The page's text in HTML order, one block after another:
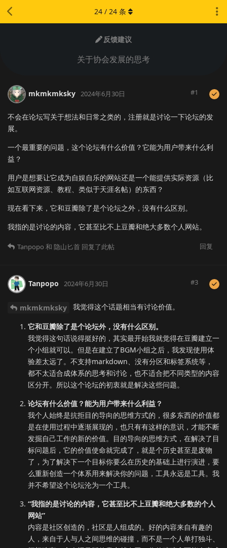
反馈建议
关于协会发展的思考
24 / 24 条
mkmkmksky 2024年6月30日 #1
不会在论坛写关于想法和日常之类的，注册就是讨论一下论坛的发
展。
一个最重要的问题，这个论坛有什么价值？它能为用户带来什么利
益？
用户是想要让它成为自娱自乐的网站还是一个能提供实际资源（比
如互联网资源、教程、类似于天涯名帖）的东西？
现在看下来，它和豆瓣除了是个论坛之外，没有什么区别。
我指的是讨论的内容，它甚至比不上豆瓣和绝大多数个人网站。
回复
Tanpopo 和 隐山匕首 回复了此帖
Tanpopo 2024年6月30日 #3
mkmkmksky 我觉得这个话题相当有讨论价值。
它和豆瓣除了是个论坛外，没有什么区别。
我觉得这句话说得挺好的，其实最开始我就觉得在豆瓣建立一
个小组就可以。但是在建立了BGM小组之后，我发现使用体
验差太远了。不支持markdown、没有分区和标签系统等，
都不太适合成体系的思考和讨论，也不适合把不同类型的内容
区分开。所以这个论坛的初衷就是解决这些问题。
论坛有什么价值？能为用户带来什么利益？
我个人始终是抗拒目的导向的思维方式的，很多东西的价值都
是在使用过程中逐渐展现的，也只有有这样的意识，才能不断
发掘自己工作的新的价值。目的导向的思维方式，在解决了目
标问题后，它的价值使命就完成了，就是个历史甚至是废物
了，为了解决下一个目标你要么在历史的基础上进行演进，要
么重新创造一个体系用来解决你的问题，工具永远是工具。我
并不希望这个论坛沦为一个工具。
“我指的是讨论的内容，它甚至比不上豆瓣和绝大多数的个人
网站”
内容是社区创造的，社区是人组成的。好的内容来自有趣的
人，来自于人与人之间思维的碰撞，而不是一个人单打独斗、